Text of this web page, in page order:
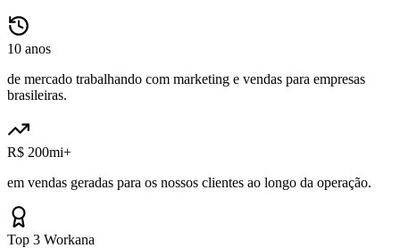
10 anos
de mercado trabalhando com marketing e vendas para empresas
brasileiras.
R$ 200mi+
em vendas geradas para os nossos clientes ao longo da operação.
Top 3 Workana